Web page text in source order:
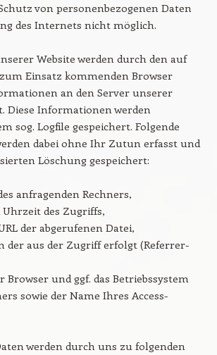
von personenbezogenen Daten
des Internets nicht möglich.
Website werden durch den auf
Einsatz kommenden Browser
an den Server unserer
Diese Informationen werden
sog. Logfile gespeichert. Folgende
dabei ohne Ihr Zutun erfasst und
Löschung gespeichert:
anfragenden Rechners,
des Zugriffs,
der abgerufenen Datei,
der aus der Zugriff erfolgt (Referrer-
Browser und ggf. das Betriebssystem
sowie der Name Ihres Access-
werden durch uns zu folgenden